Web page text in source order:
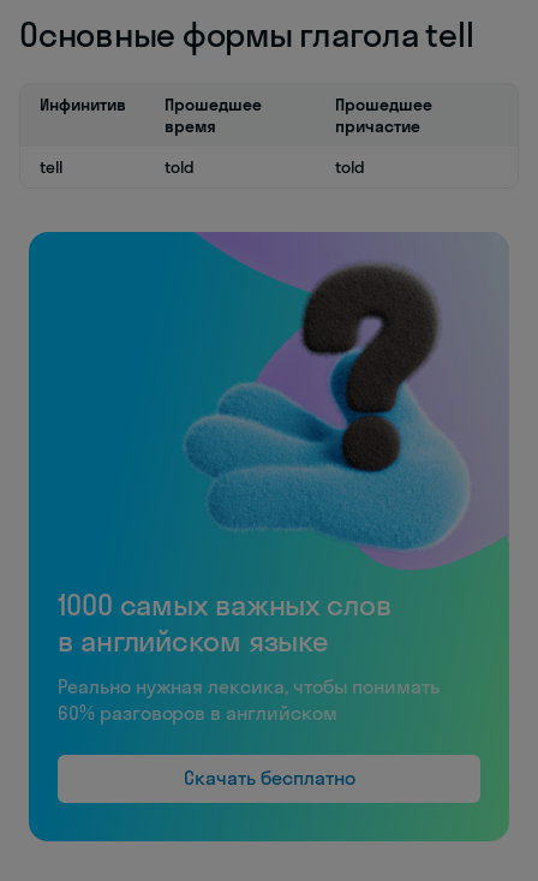
Основные формы глагола tell
Инфинитив
Прошедшее
время
Прошедшее
причастие
tell
told told
1000 самых важных слов
в английском языке
Реально нужная лексика, чтобы понимать
60% разговоров в английском
Скачать бесплатно